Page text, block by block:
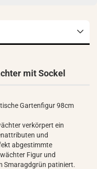
mit Sockel
Gartenfigur 98cm
verkörpert ein
und
abgestimmte
Figur und
Smaragdgrün patiniert.